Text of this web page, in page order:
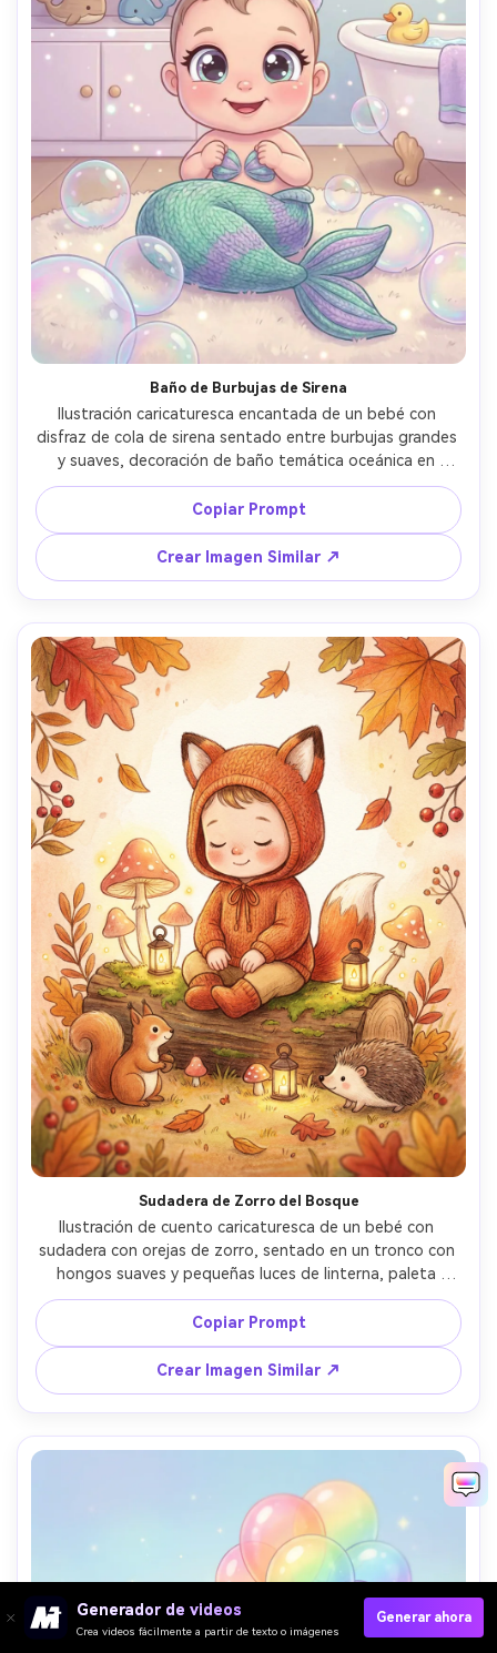
Baño de Burbujas de Sirena
Ilustración caricaturesca encantada de un bebé con
disfraz de cola de sirena sentado entre burbujas grandes
y suaves, decoración de baño temática oceánica en
pasteles, reflejos brillantes, cara y ojos grandes y
adorables, sombreado suave, ambiente acogedor y
seguro, lente de 85mm, poca profundidad de campo --ar
4:5
Copiar Prompt
Crear Imagen Similar ↗
Sudadera de Zorro del Bosque
Ilustración de cuento caricaturesca de un bebé con
sudadera con orejas de zorro, sentado en un tronco con
hongos suaves y pequeñas luces de linterna, paleta
otoñal cálida, texturas delicadas, expresión tranquila y
adorable, composición hermosa, muy detallada, lente de
85mm, poca profundidad de campo --ar 4:5
Copiar Prompt
Crear Imagen Similar ↗
Generador de videos
Crea videos fácilmente a partir de texto o imágenes
Generar ahora